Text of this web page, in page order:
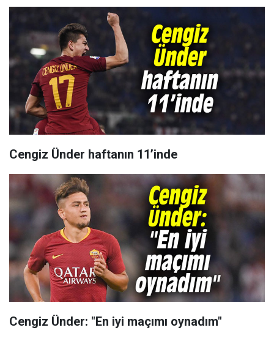
Cengiz Ünder haftanın 11’inde
Cengiz Ünder: "En iyi maçımı oynadım"